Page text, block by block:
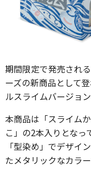
期間限定で発売され
ーズの新商品として
ルスライムバージョ
本商品は「スライム
こ」の2本入りとな
「型染め」でデザイ
たメタリックなカラ